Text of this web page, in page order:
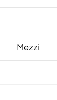
Mezzi